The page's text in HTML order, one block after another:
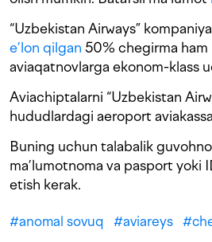
“Uzbekistan Airways”
e’lon qilgan 50% chegirma ham
aviaqatnovlarga ekonom-klass
Aviachiptalarni “Uzbekistan
hududlardagi aeroport
Buning uchun talabalik
ma’lumotnoma va pasport yoki
etish kerak.
#anomal sovuq #aviareys #